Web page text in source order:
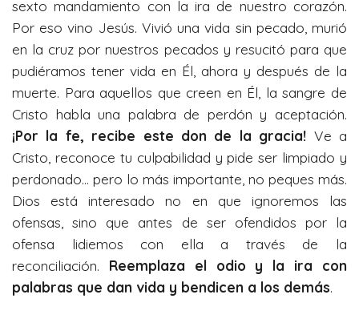
sexto mandamiento con la ira de nuestro corazón.
Por eso vino Jesús. Vivió una vida sin pecado, murió
en la cruz por nuestros pecados y resucitó para que
pudiéramos tener vida en Él, ahora y después de la
muerte. Para aquellos que creen en Él, la sangre de
Cristo habla una palabra de perdón y aceptación.
¡Por la fe, recibe este don de la gracia! Ve a
Cristo, reconoce tu culpabilidad y pide ser limpiado y
perdonado… pero lo más importante, no peques más.
Dios está interesado no en que ignoremos las
ofensas, sino que antes de ser ofendidos por la
ofensa lidiemos con ella a través de la
reconciliación. Reemplaza el odio y la ira con
palabras que dan vida y bendicen a los demás.